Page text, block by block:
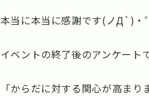
本当に本当に感謝です(ノД`)・
イベントの終了後のアンケート
「からだに対する関心が高まり